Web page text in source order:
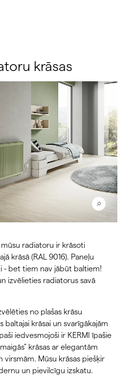
krāsas
mūsu radiatoru ir krāsoti
krāsā (RAL 9016). Paneļu
- bet tiem nav jābūt baltiem!
izvēlieties radiatorus savā
no plašas krāsu
baltajai krāsai un svarīgākajām
iedvesmojoši ir KERMI īpašie
krāsas ar elegantām
virsmām. Mūsu krāsas piešķir
un pievilcīgu izskatu.